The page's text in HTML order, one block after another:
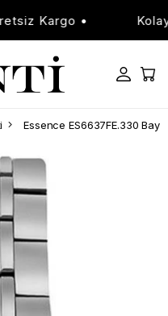
Kargo • Kolay
Essence ES6637FE.330